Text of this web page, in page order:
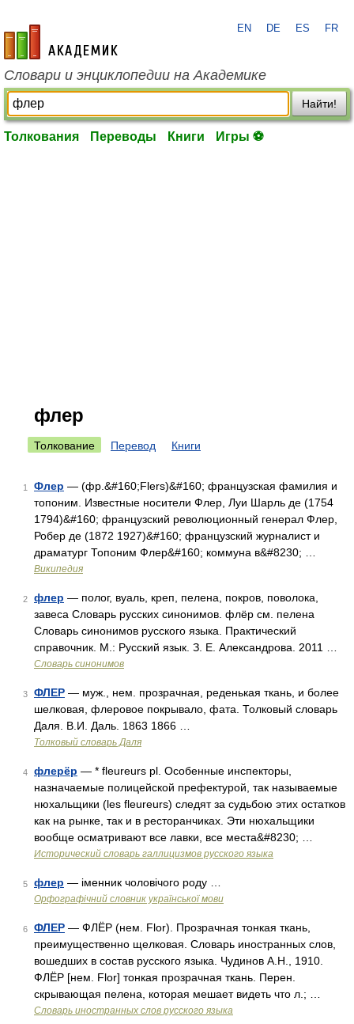
academic.ru
EN DE ES FR
Словари и энциклопедии на Академике
Найти!
Толкования Переводы Книги Игры ⚽
флер
Толкование Перевод Книги
1 Флер — (фр.&#160;Flers)&#160; французская фамилия и
топоним. Известные носители Флер, Луи Шарль де (1754
1794)&#160; французский революционный генерал Флер,
Робер де (1872 1927)&#160; французский журналист и
драматург Топоним Флер&#160; коммуна в&#8230; …
Википедия
2 флер — полог, вуаль, креп, пелена, покров, поволока,
завеса Словарь русских синонимов. флёр см. пелена
Словарь синонимов русского языка. Практический
справочник. М.: Русский язык. З. Е. Александрова. 2011 …
Словарь синонимов
3 ФЛЕР — муж., нем. прозрачная, реденькая ткань, и более
шелковая, флеровое покрывало, фата. Толковый словарь
Даля. В.И. Даль. 1863 1866 …
Толковый словарь Даля
4 флерёр — * fleureurs pl. Особенные инспекторы,
назначаемые полицейской префектурой, так называемые
нюхальщики (les fleureurs) следят за судьбою этих остатков
как на рынке, так и в ресторанчиках. Эти нюхальщики
вообще осматривают все лавки, все места&#8230; …
Исторический словарь галлицизмов русского языка
5 флер — іменник чоловічого роду …
Орфографічний словник української мови
6 ФЛЕР — ФЛЁР (нем. Flor). Прозрачная тонкая ткань,
преимущественно щелковая. Словарь иностранных слов,
вошедших в состав русского языка. Чудинов А.Н., 1910.
ФЛЁР [нем. Flor] тонкая прозрачная ткань. Перен.
скрывающая пелена, которая мешает видеть что л.; …
Словарь иностранных слов русского языка